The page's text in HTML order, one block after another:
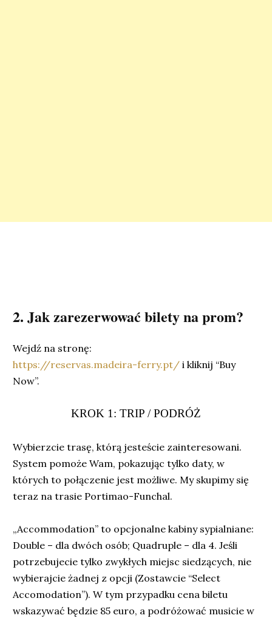
2. Jak zarezerwować bilety na prom?
Wejdź na stronę:
https://reservas.madeira-ferry.pt/ i kliknij “Buy
Now”.
KROK 1: TRIP / PODRÓŻ
Wybierzcie trasę, którą jesteście zainteresowani.
System pomoże Wam, pokazując tylko daty, w
których to połączenie jest możliwe. My skupimy się
teraz na trasie Portimao-Funchal.
„Accommodation” to opcjonalne kabiny sypialniane:
Double – dla dwóch osób; Quadruple – dla 4. Jeśli
potrzebujecie tylko zwykłych miejsc siedzących, nie
wybierajcie żadnej z opcji (Zostawcie “Select
Accomodation”). W tym przypadku cena biletu
wskazywać będzie 85 euro, a podróżować musicie w